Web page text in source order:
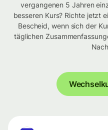
vergangenen 5 Jahren
besseren Kurs? Richte jetzt
Bescheid, wenn sich der
täglichen